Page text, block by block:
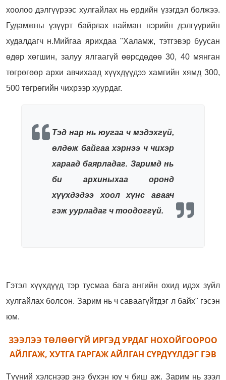
хоолоо дэлгүүрээс хулгайлах нь ердийн үзэгдэл болжээ.
Гудамжны үзүүрт байрлах найман нэрийн дэлгүүрийн
худалдагч н.Мийгаа ярихдаа "Халамж, тэтгэвэр буусан
өдөр хөгшин, залуу ялгаагүй өөрсдөдөө 30, 40 мянган
төгрөгөөр архи авчихаад хүүхдүүдээ хамгийн хямд 300,
500 төгрөгийн чихрээр хуурдаг.
Тэд нар нь юугаа ч мэдэхгүй,
өлдөж байгаа хэрнээ ч чихэр
хараад баярладаг. Заримд нь
би архиныхаа оронд
хүүхдэдээ хоол хүнс аваач
гэж уурладаг ч тоодоггүй.
Гэтэл хүүхдүүд тэр тусмаа бага ангийн охид идэх зүйл
хулгайлах болсон. Зарим нь ч саваагүйтдэг л байх" гэсэн
юм.
ЗЭЭЛЭЭ ТӨЛӨӨГҮЙ ИРГЭД УРДАГ НОХОЙГООРОО
АЙЛГАЖ, ХУТГА ГАРГАЖ АЙЛГАН СҮРДҮҮЛДЭГ ГЭВ
Түүний хэлснээр энэ бүхэн юу ч биш аж. Зарим нь зээл